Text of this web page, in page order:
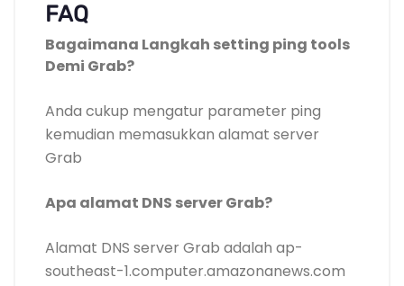
FAQ
Bagaimana Langkah setting ping tools
Demi Grab?
Anda cukup mengatur parameter ping
kemudian memasukkan alamat server
Grab
Apa alamat DNS server Grab?
Alamat DNS server Grab adalah ap-
southeast-1.computer.amazonanews.com